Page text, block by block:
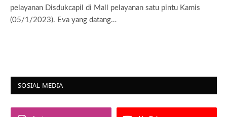
pelayanan Disdukcapil di Mall pelayanan satu pintu Kamis
(05/1/2023). Eva yang datang…
SOSIAL MEDIA